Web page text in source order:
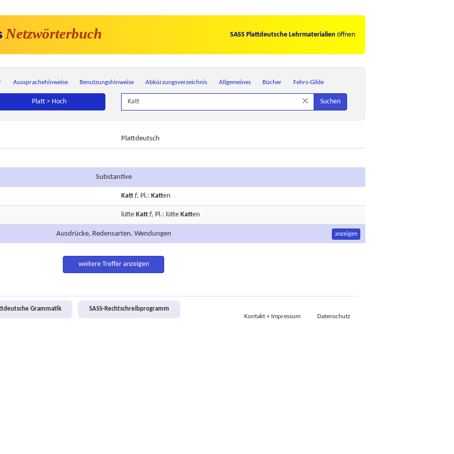
Netzwörterbuch SASS Plattdeutsche Lehrmaterialien öffnen
Aussprachehinweise Benutzungshinweise Abkürzungsverzeichnis Allgemeines Bücher Fehrs-Gilde
Platt > Hoch × Suchen
Plattdeutsch
Substantive
Katt f, Pl.: Katten
lütte Katt f, Pl.: lütte Katten
Ausdrücke, Redensarten, Wendungen anzeigen
weitere Treffer anzeigen
Grammatik
SASS-Rechtschreibprogramm
Kontakt + Impressum
Datenschutz